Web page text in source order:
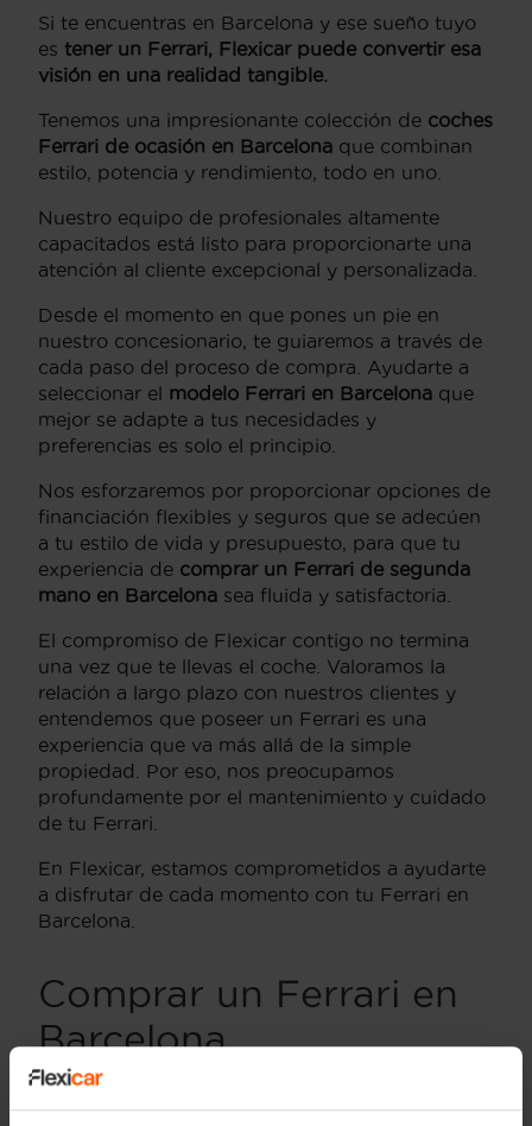
Si te encuentras en Barcelona y ese sueño tuyo
es tener un Ferrari, Flexicar puede convertir esa
visión en una realidad tangible.
Tenemos una impresionante colección de coches
Ferrari de ocasión en Barcelona que combinan
estilo, potencia y rendimiento, todo en uno.
Nuestro equipo de profesionales altamente
capacitados está listo para proporcionarte una
atención al cliente excepcional y personalizada.
Desde el momento en que pones un pie en
nuestro concesionario, te guiaremos a través de
cada paso del proceso de compra. Ayudarte a
seleccionar el modelo Ferrari en Barcelona que
mejor se adapte a tus necesidades y
preferencias es solo el principio.
Nos esforzaremos por proporcionar opciones de
financiación flexibles y seguros que se adecúen
a tu estilo de vida y presupuesto, para que tu
experiencia de comprar un Ferrari de segunda
mano en Barcelona sea fluida y satisfactoria.
El compromiso de Flexicar contigo no termina
una vez que te llevas el coche. Valoramos la
relación a largo plazo con nuestros clientes y
entendemos que poseer un Ferrari es una
experiencia que va más allá de la simple
propiedad. Por eso, nos preocupamos
profundamente por el mantenimiento y cuidado
de tu Ferrari.
En Flexicar, estamos comprometidos a ayudarte
a disfrutar de cada momento con tu Ferrari en
Barcelona.
Comprar un Ferrari en
Barcelona
No pierdas más tiempo soñando con tener un